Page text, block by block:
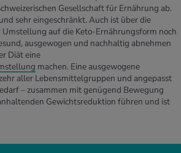
Gesellschaft für Ernährung ab.
sehr eingeschränkt. Auch ist über die
auf die Keto-Ernährungsform noch
ausgewogen und nachhaltig abnehmen
Diät eine
machen. Eine ausgewogene
aller Lebensmittelgruppen und angepasst
– zusammen mit genügend Bewegung
Gewichtsreduktion führen und ist